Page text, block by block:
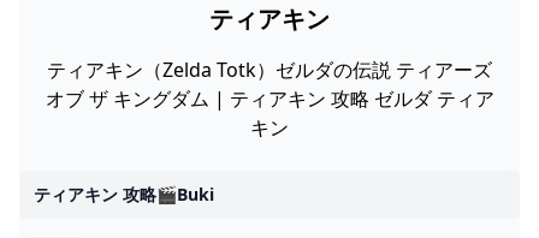
ティアキン
ティアキン（Zelda Totk）ゼルダの伝説 ティアーズ
オブ ザ キングダム | ティアキン 攻略 ゼルダ ティア
キン
ティアキン 攻略🎬buki